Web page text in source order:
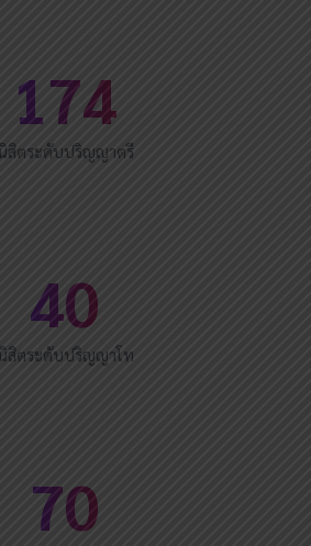
174
สิตระดับปริญญาตรี
40
สิตระดับปริญญาโท
70